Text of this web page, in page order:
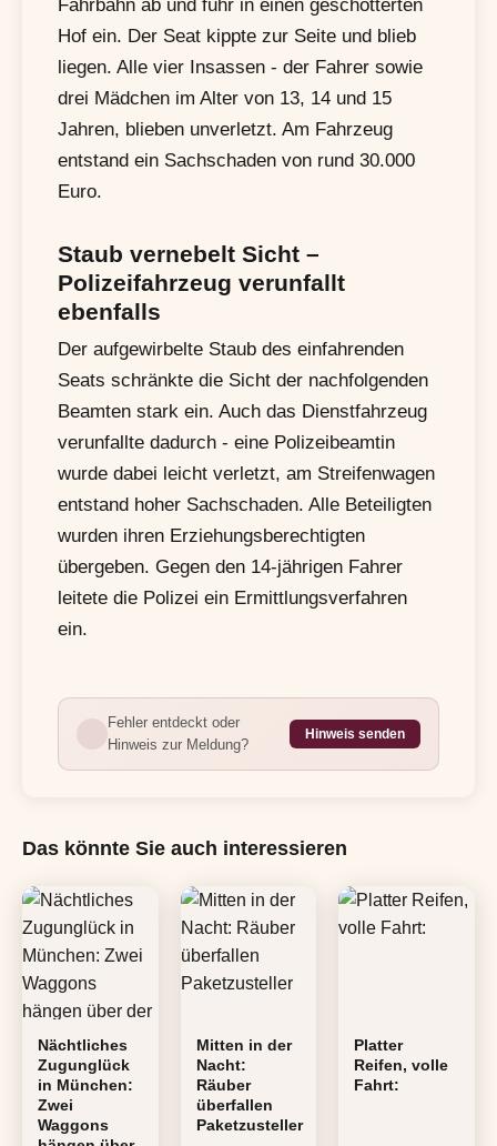
Fahrbahn ab und fuhr in einen geschotterten
Hof ein. Der Seat kippte zur Seite und blieb
liegen. Alle vier Insassen - der Fahrer sowie
drei Mädchen im Alter von 13, 14 und 15
Jahren, blieben unverletzt. Am Fahrzeug
entstand ein Sachschaden von rund 30.000
Euro.
Staub vernebelt Sicht –
Polizeifahrzeug verunfallt
ebenfalls
Der aufgewirbelte Staub des einfahrenden
Seats schränkte die Sicht der nachfolgenden
Beamten stark ein. Auch das Dienstfahrzeug
verunfallte dadurch - eine Polizeibeamtin
wurde dabei leicht verletzt, am Streifenwagen
entstand hoher Sachschaden. Alle Beteiligten
wurden ihren Erziehungsberechtigten
übergeben. Gegen den 14-jährigen Fahrer
leitete die Polizei ein Ermittlungsverfahren
ein.
Fehler entdeckt oder
Hinweis zur Meldung?
Hinweis senden
Das könnte Sie auch interessieren
Nächtliches
Zugunglück
in München:
Zwei
Waggons
Mitten in der
Nacht:
Räuber
überfallen
Paketzusteller
Platter
Reifen, volle
Fahrt: